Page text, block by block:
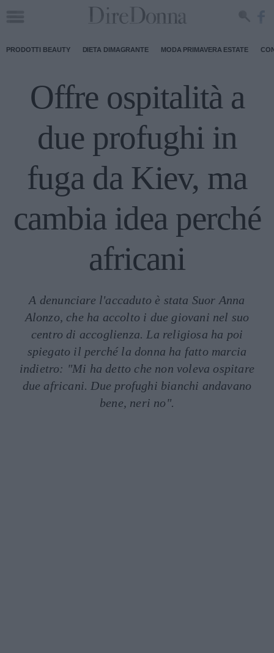
PRODOTTI BEAUTY DIETA DIMAGRANTE MODA PRIMAVERA ESTATE
Offre ospitalità a
due profughi in
fuga da Kiev, ma
cambia idea perché
africani
A denunciare l'accaduto è stata Suor Anna
Alonzo, che ha accolto i due giovani nel suo
centro di accoglienza. La religiosa ha poi
spiegato il perché la donna ha fatto marcia
indietro: "Mi ha detto che non voleva ospitare
due africani. Due profughi bianchi andavano
bene, neri no".